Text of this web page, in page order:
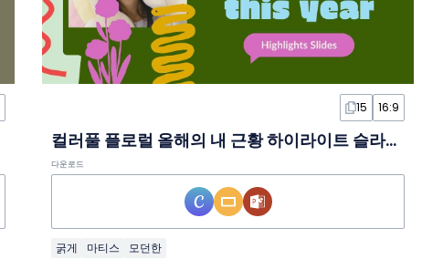
15 16:9
컬러풀 플로럴 올해의 내 근황 하이라이트 슬라이드 템플릿
다운로드
굵게 마티스 모던한